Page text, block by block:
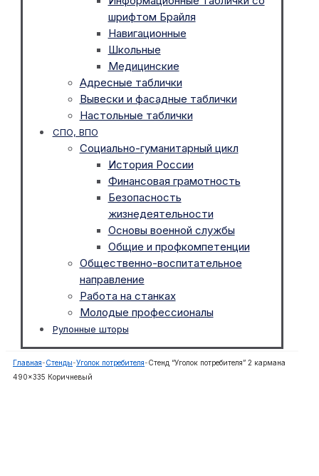
шрифтом Брайля
Навигационные
Школьные
Медицинские
Адресные таблички
Вывески и фасадные таблички
Настольные таблички
СПО, ВПО
Социально-гуманитарный цикл
История России
Финансовая грамотность
Безопасность
жизнедеятельности
Основы военной службы
Общие и профкомпетенции
Общественно-воспитательное
направление
Работа на станках
Молодые профессионалы
Рулонные шторы
Главная-Стенды-Уголок потребителя-Стенд “Уголок потребителя” 2 кармана
490×335 Коричневый